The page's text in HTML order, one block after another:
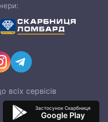
сервісів
Застосунок Скарбниця
Google Play